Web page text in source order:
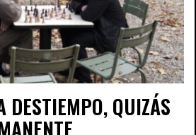
DESTIEMPO, QUIZÁS